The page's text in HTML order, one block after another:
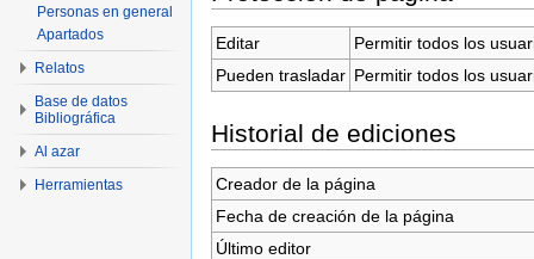
Editar
Permitir todos los
Pueden trasladar Permitir todos los
Historial de ediciones
Creador de la página
Fecha de creación de la página
Último editor
Personas en general
Apartados
Relatos
Base de datos
Bibliográfica
Al azar
Herramientas